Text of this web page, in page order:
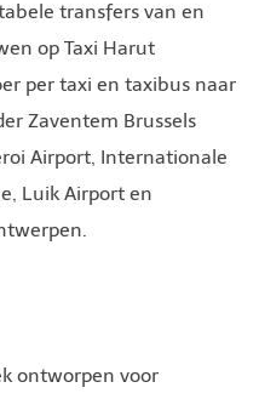
transfers van en
op Taxi Harut
per taxi en taxibus naar
Zaventem Brussels
Airport, Internationale
Luik Airport en
ontworpen voor